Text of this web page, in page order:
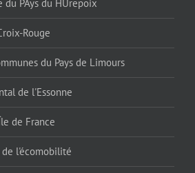
du PAys du HUrepoix
Rouge
du Pays de Limours
de l'Essonne
de France
de l'écomobilité